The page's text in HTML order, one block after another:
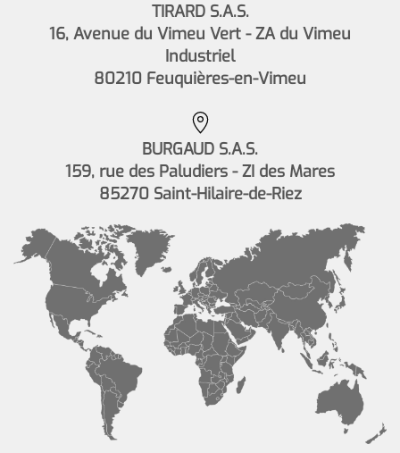
TIRARD S.A.S.
16, Avenue du Vimeu Vert - ZA du Vimeu
Industriel
80210 Feuquières-en-Vimeu
BURGAUD S.A.S.
159, rue des Paludiers - ZI des Mares
85270 Saint-Hilaire-de-Riez